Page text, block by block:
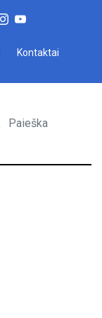
Kontaktai